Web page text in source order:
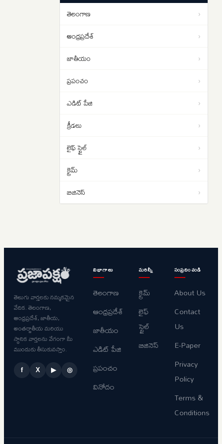
యోచన ..
1 బిలియన్ వ్యూస్ దాటిన ‘రామాయణ’
ట్రైలర్
తెలంగాణ ›
ఆంధ్రప్రదేశ్ ›
జాతీయం ›
ప్రపంచం ›
ఎడిట్ పేజి ›
క్రీడలు ›
లైఫ్ స్టైల్ ›
క్రైమ్ ›
బిజినెస్ ›
తెలుగు వార్తలకు నమ్మకమైన
వేదిక. తెలంగాణ,
ఆంధ్రప్రదేశ్, జాతీయ,
అంతర్జాతీయ మరియు
స్థానిక వార్తలను వేగంగా మీ
ముందుకు తీసుకువస్తాం.
f X ▶ ◎
విభాగాలు
తెలంగాణ
ఆంధ్రప్రదేశ్
జాతీయం
ఎడిట్ పేజి
ప్రపంచం
వినోదం
మరిన్నీ
క్రైమ్
లైఫ్
స్టైల్
బిజినెస్
సంప్రదించండి
About Us
Contact
Us
E-Paper
Privacy
Policy
Terms &
Conditions